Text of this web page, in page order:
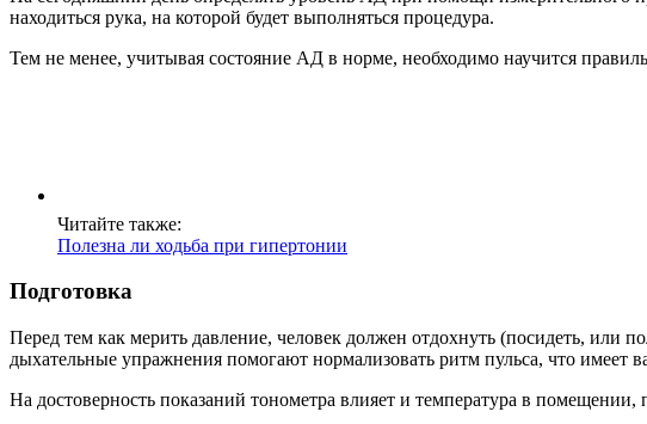
находиться рука, на которой будет выполняться процедура.
Тем не менее, учитывая состояние АД в норме, необходимо научится
Читайте также:
Полезна ли ходьба при гипертонии
Подготовка
Перед тем как мерить давление, человек должен отдохнуть (посидеть, или
дыхательные упражнения помогают нормализовать ритм пульса, что имеет
На достоверность показаний тонометра влияет и температура в